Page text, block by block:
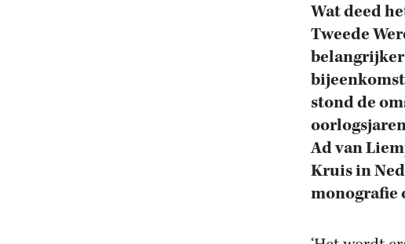
Wat deed
Tweede
stond de
Ad van
Kruis in
monografie